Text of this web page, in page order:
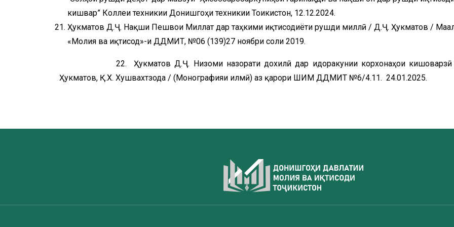
кишвар” Коллеҷи техникии Донишгоҳи техникии Тоҷикистон, 12.12.2024.
Ҳукматов Д.Ҷ. Нақши Пешвои Миллат дар таҳкими иқтисодиёти рушди миллӣ / Д.Ҷ. Ҳукматов /
«Молия ва иқтисод»-и ДДМИТ, №06 (139)27 ноябри соли 2019.
22. Ҳукматов Д.Ҷ. Низоми назорати дохилӣ дар идоракунии корхонаҳои
Ҳукматов, Қ.Х. Хушвахтзода / (Монографияи илмӣ) аз қарори ШИМ ДДМИТ №6/4.11. 24.01.2025.